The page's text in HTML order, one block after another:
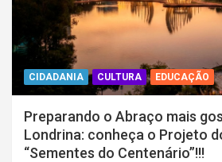
CIDADANIA CULTURA EDUCAÇÃO
Preparando o Abraço mais
Londrina: conheça o Projeto
“Sementes do Centenário”!!!